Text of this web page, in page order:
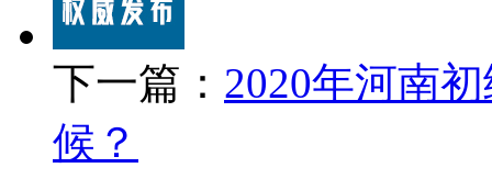
下一篇： 2020年河南
候？